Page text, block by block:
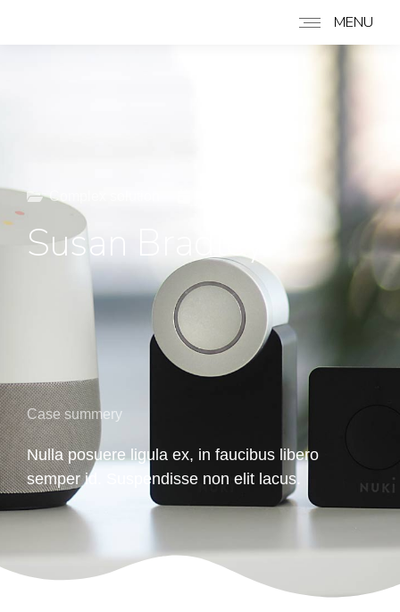
MENU
Complex solution
Susan Bradley
Case summery
Nulla posuere ligula ex, in faucibus libero
semper id. Suspendisse non elit lacus.